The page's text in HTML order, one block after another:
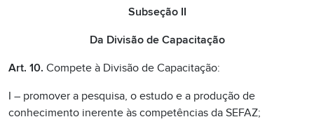
Subseção II
Da Divisão de Capacitação
Art. 10. Compete à Divisão de Capacitação:
I – promover a pesquisa, o estudo e a produção de
conhecimento inerente às competências da SEFAZ;